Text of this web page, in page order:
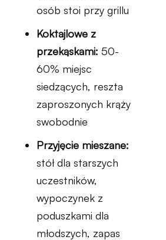
osób stoi przy grillu
Koktajlowe z
przekąskami: 50-
60% miejsc
siedzących, reszta
zaproszonych krąży
swobodnie
Przyjęcie mieszane:
stół dla starszych
uczestników,
wypoczynek z
poduszkami dla
młodszych, zapas